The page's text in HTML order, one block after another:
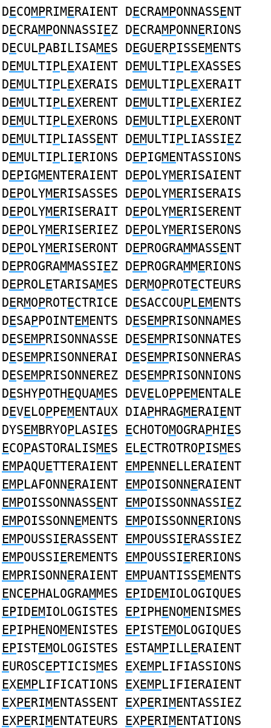
DECOMPRIMERAIENT DECRAMPONNASSENT
DECRAMPONNASSIEZ DECRAMPONNERIONS
DECULPABILISAMES DEGUERPISSEMENTS
DEMULTIPLEXAIENT DEMULTIPLEXASSES
DEMULTIPLEXERAIS DEMULTIPLEXERAIT
DEMULTIPLEXERENT DEMULTIPLEXERIEZ
DEMULTIPLEXERONS DEMULTIPLEXERONT
DEMULTIPLIASSENT DEMULTIPLIASSIEZ
DEMULTIPLIERIONS DEPIGMENTASSIONS
DEPIGMENTERAIENT DEPOLYMERISAIENT
DEPOLYMERISASSES DEPOLYMERISERAIS
DEPOLYMERISERAIT DEPOLYMERISERENT
DEPOLYMERISERIEZ DEPOLYMERISERONS
DEPOLYMERISERONT DEPROGRAMMASSENT
DEPROGRAMMASSIEZ DEPROGRAMMERIONS
DEPROLETARISAMES DERMOPROTECTEURS
DERMOPROTECTRICE DESACCOUPLEMENTS
DESAPPOINTEMENTS DESEMPRISONNAMES
DESEMPRISONNASSE DESEMPRISONNATES
DESEMPRISONNERAI DESEMPRISONNERAS
DESEMPRISONNEREZ DESEMPRISONNIONS
DESHYPOTHEQUAMES DEVELOPPEMENTALE
DEVELOPPEMENTAUX DIAPHRAGMERAIENT
DYSEMBRYOPLASIES ECHOTOMOGRAPHIES
ECOPASTORALISMES ELECTROTROPISMES
EMPAQUETTERAIENT EMPENNELLERAIENT
EMPLAFONNERAIENT EMPOISONNERAIENT
EMPOISSONNASSENT EMPOISSONNASSIEZ
EMPOISSONNEMENTS EMPOISSONNERIONS
EMPOUSSIERASSENT EMPOUSSIERASSIEZ
EMPOUSSIEREMENTS EMPOUSSIERERIONS
EMPRISONNERAIENT EMPUANTISSEMENTS
ENCEPHALOGRAMMES EPIDEMIOLOGIQUES
EPIDEMIOLOGISTES EPIPHENOMENISMES
EPIPHENOMENISTES EPISTEMOLOGIQUES
EPISTEMOLOGISTES ESTAMPILLERAIENT
EUROSCEPTICISMES EXEMPLIFIASSIONS
EXEMPLIFICATIONS EXEMPLIFIERAIENT
EXPERIMENTASSENT EXPERIMENTASSIEZ
EXPERIMENTATEURS EXPERIMENTATIONS